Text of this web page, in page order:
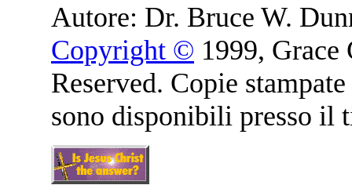
Autore: Dr. Bruce W.
Copyright © 1999,
Reserved. Copie
sono disponibili presso il